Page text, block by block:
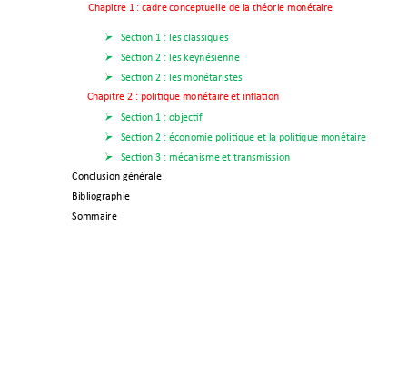
Chapitre 1 : cadre conceptuelle de la théorie monétaire
 Section 1 : les classiques
 Section 2 : les keynésienne
 Section 2 : les monétaristes
      Chapitre 2
: politique monétaire et inflation
 Section 1 : objectif
 Section 2 : économie politique et la politique monétaire
 Section 3 : mécanisme et transmission
Conclusion générale
Bibliographie
Sommaire